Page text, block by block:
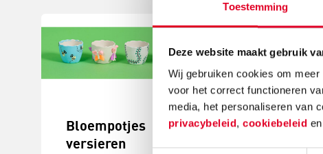
Toestemming
Deze website maakt gebruik
Wij gebruiken cookies om
voor het correct functioneren
media, het personaliseren van
privacybeleid, cookiebeleid
Bloempotjes
versieren
Knutselidee: